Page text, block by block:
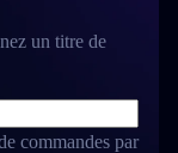
un titre de
commandes par